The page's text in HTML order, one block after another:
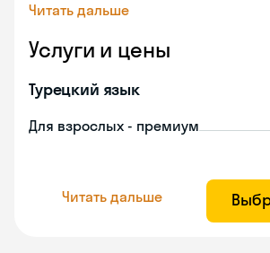
Читать дальше
Услуги и цены
Турецкий язык
Для взрослых - премиум
Читать дальше